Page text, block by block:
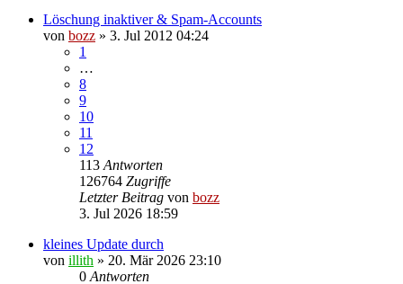
Löschung inaktiver & Spam-Accounts
von bozz » 3. Jul 2012 04:24
1
…
8
9
10
11
12
113 Antworten
126764 Zugriffe
Letzter Beitrag von bozz
3. Jul 2026 18:59
kleines Update durch
von illith » 20. Mär 2026 23:10
0 Antworten